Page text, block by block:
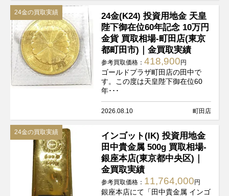
24金の買取実績
24金(K24) 投資用地金 天皇
陛下御在位60年記念 10万円
金貨 買取相場-町田店(東京
都町田市)｜金買取実績
参考買取価格：418,900 円
ゴールドプラザ町田店の田中で
す。この度は天皇陛下御在位60
年･･･
2026.08.10 町田店
24金の買取実績
インゴット(IK) 投資用地金
田中貴金属 500g 買取相場-
銀座本店(東京都中央区)｜
金買取実績
参考買取価格： 11,764,000 円
銀座本店にて「田中貴金属 インゴ